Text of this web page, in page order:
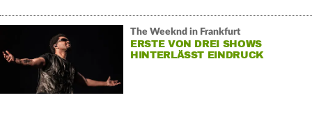
The Weeknd in Frankfurt
ERSTE VON DREI SHOWS
HINTERLÄSST EINDRUCK